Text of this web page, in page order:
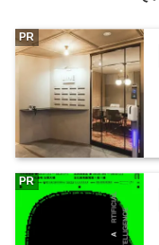
PR
PR